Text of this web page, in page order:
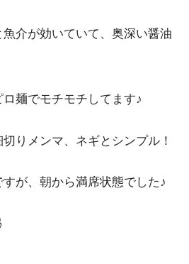
介が効いていて、奥深い醤油
麺でモチモチしてます♪
りメンマ、ネギとシンプル！
が、朝から満席状態でした♪